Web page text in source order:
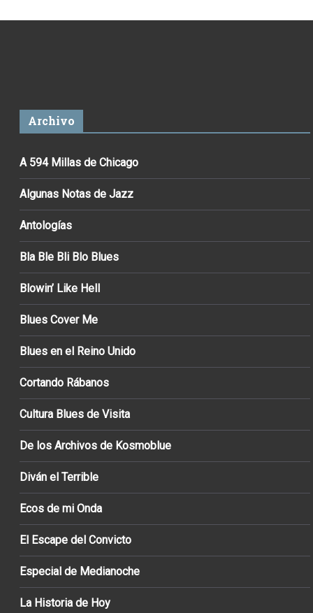
Archivo
A 594 Millas de Chicago
Algunas Notas de Jazz
Antologías
Bla Ble Bli Blo Blues
Blowin’ Like Hell
Blues Cover Me
Blues en el Reino Unido
Cortando Rábanos
Cultura Blues de Visita
De los Archivos de Kosmoblue
Diván el Terrible
Ecos de mi Onda
El Escape del Convicto
Especial de Medianoche
La Historia de Hoy